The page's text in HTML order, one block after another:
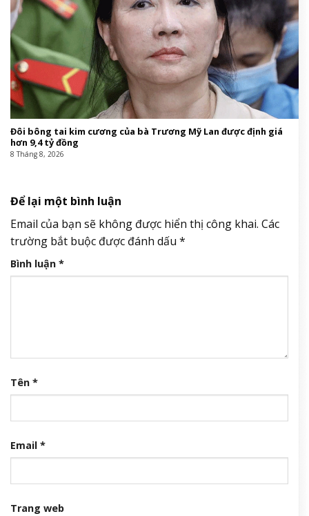
Đôi bông tai kim cương của bà Trương Mỹ Lan được định giá
hơn 9,4 tỷ đồng
8 Tháng 8, 2026
Để lại một bình luận
Email của bạn sẽ không được hiển thị công khai. Các
trường bắt buộc được đánh dấu *
Bình luận *
Tên *
Email *
Trang web